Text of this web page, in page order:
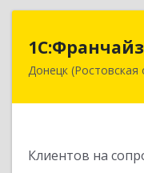
Донецк (Ростовская
Клиентов на
346330,